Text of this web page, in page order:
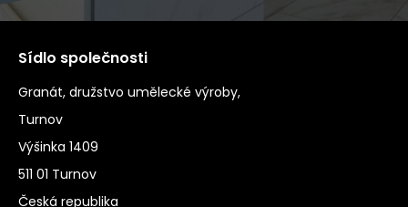
Sídlo společnosti
Granát, družstvo umělecké výroby,
Turnov
Výšinka 1409
511 01 Turnov
Česká republika